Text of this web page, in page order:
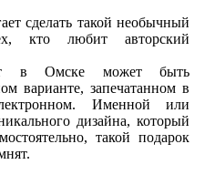
сделать такой необычный
кто любит авторский
в Омске может быть
варианте, запечатанном в
Именной или
дизайна, который
такой подарок